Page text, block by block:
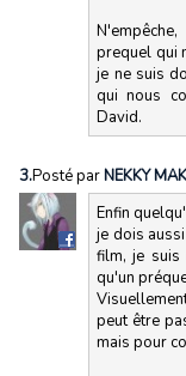
prequel qui
je ne suis
qui nous
David.
3.Posté parNEKKY
Enfin
je dois
film, je suis
qu'un
peut être
mais pour